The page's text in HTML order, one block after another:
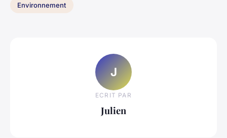
Environnement
J
ECRIT PAR
Julien